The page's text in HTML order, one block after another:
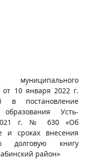
муниципального
от 10 января 2022 г.
постановление
Усть-
г. № 630 «Об
и сроках внесения
долговую книгу
район»